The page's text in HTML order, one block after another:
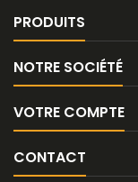
PRODUITS
NOTRE SOCIÉTÉ
VOTRE COMPTE
CONTACT